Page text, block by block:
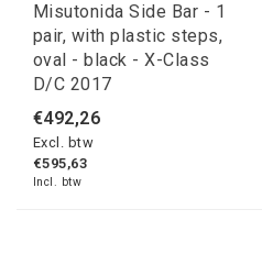
Misutonida Side Bar - 1
pair, with plastic steps,
oval - black - X-Class
D/C 2017
€492,26
Excl. btw
€595,63
Incl. btw